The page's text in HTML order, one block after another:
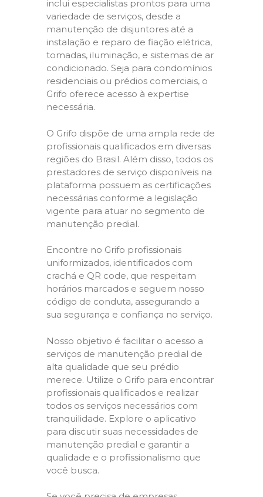
inclui especialistas prontos para uma
variedade de serviços, desde a
manutenção de disjuntores até a
instalação e reparo de fiação elétrica,
tomadas, iluminação, e sistemas de ar
condicionado. Seja para condomínios
residenciais ou prédios comerciais, o
Grifo oferece acesso à expertise
necessária.
O Grifo dispõe de uma ampla rede de
profissionais qualificados em diversas
regiões do Brasil. Além disso, todos os
prestadores de serviço disponíveis na
plataforma possuem as certificações
necessárias conforme a legislação
vigente para atuar no segmento de
manutenção predial.
Encontre no Grifo profissionais
uniformizados, identificados com
crachá e QR code, que respeitam
horários marcados e seguem nosso
código de conduta, assegurando a
sua segurança e confiança no serviço.
Nosso objetivo é facilitar o acesso a
serviços de manutenção predial de
alta qualidade que seu prédio
merece. Utilize o Grifo para encontrar
profissionais qualificados e realizar
todos os serviços necessários com
tranquilidade. Explore o aplicativo
para discutir suas necessidades de
manutenção predial e garantir a
qualidade e o profissionalismo que
você busca.